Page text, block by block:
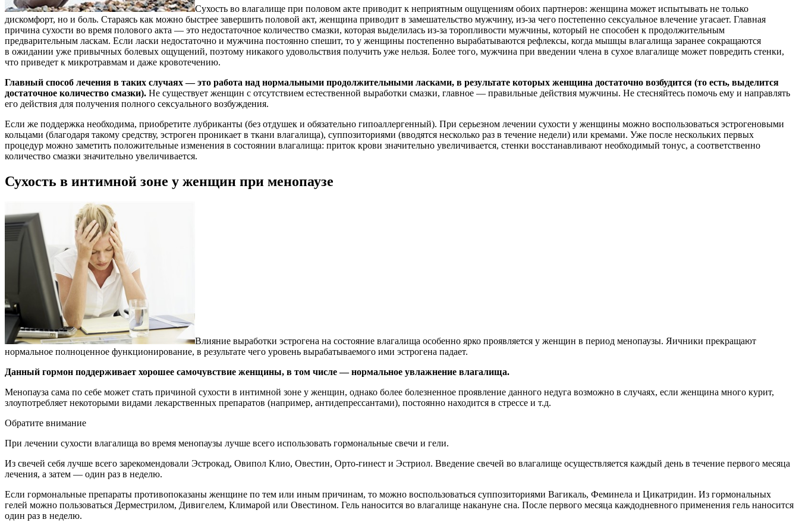
Сухость во влагалище при половом акте приводит к неприятным ощущениям обоих партнеров: женщина может испытывать не только
дискомфорт, но и боль. Стараясь как можно быстрее завершить половой акт, женщина приводит в замешательство мужчину, из-за чего постепенно сексуальное влечение угасает. Главная
причина сухости во время полового акта — это недостаточное количество смазки, которая выделилась из-за торопливости мужчины, который не способен к продолжительным
предварительным ласкам. Если ласки недостаточно и мужчина постоянно спешит, то у женщины постепенно вырабатываются рефлексы, когда мышцы влагалища заранее сокращаются
в ожидании уже привычных болевых ощущений, поэтому никакого удовольствия получить уже нельзя. Более того, мужчина при введении члена в сухое влагалище может повредить стенки,
что приведет к микротравмам и даже кровотечению.
Главный способ лечения в таких случаях — это работа над нормальными продолжительными ласками, в результате которых женщина достаточно возбудится (то есть, выделится
достаточное количество смазки). Не существует женщин с отсутствием естественной выработки смазки, главное — правильные действия мужчины. Не стесняйтесь помочь ему и направлять
его действия для получения полного сексуального возбуждения.
Если же поддержка необходима, приобретите лубриканты (без отдушек и обязательно гипоаллергенный). При серьезном лечении сухости у женщины можно воспользоваться эстрогеновыми
кольцами (благодаря такому средству, эстроген проникает в ткани влагалища), суппозиториями (вводятся несколько раз в течение недели) или кремами. Уже после нескольких первых
процедур можно заметить положительные изменения в состоянии влагалища: приток крови значительно увеличивается, стенки восстанавливают необходимый тонус, а соответственно
количество смазки значительно увеличивается.
Сухость в интимной зоне у женщин при менопаузе
Влияние выработки эстрогена на состояние влагалища особенно ярко проявляется у женщин в период менопаузы. Яичники прекращают
нормальное полноценное функционирование, в результате чего уровень вырабатываемого ими эстрогена падает.
Данный гормон поддерживает хорошее самочувствие женщины, в том числе — нормальное увлажнение влагалища.
Менопауза сама по себе может стать причиной сухости в интимной зоне у женщин, однако более болезненное проявление данного недуга возможно в случаях, если женщина много курит,
злоупотребляет некоторыми видами лекарственных препаратов (например, антидепрессантами), постоянно находится в стрессе и т.д.
Обратите внимание
При лечении сухости влагалища во время менопаузы лучше всего использовать гормональные свечи и гели.
Из свечей себя лучше всего зарекомендовали Эстрокад, Овипол Клио, Овестин, Орто-гинест и Эстриол. Введение свечей во влагалище осуществляется каждый день в течение первого месяца
лечения, а затем — один раз в неделю.
Если гормональные препараты противопоказаны женщине по тем или иным причинам, то можно воспользоваться суппозиториями Вагикаль, Феминела и Цикатридин. Из гормональных
гелей можно пользоваться Дерместрилом, Дивигелем, Климарой или Овестином. Гель наносится во влагалище накануне сна. После первого месяца каждодневного применения гель наносится
один раз в неделю.